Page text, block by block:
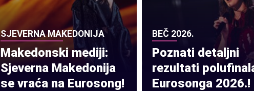
SJEVERNA MAKEDONIJA
Makedonski mediji:
Sjeverna Makedonija
se vraća na Eurosong!
BEČ 2026.
Poznati detaljni
rezultati
Eurosonga 2026.!